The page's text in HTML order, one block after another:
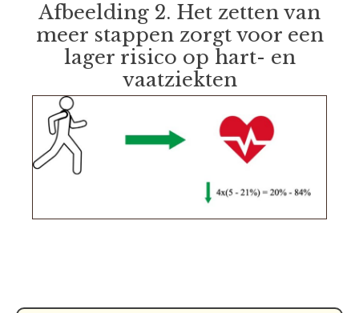
Afbeelding 2. Het zetten van
meer stappen zorgt voor een
lager risico op hart- en
vaatziekten